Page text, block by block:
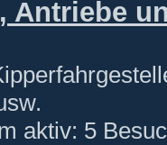
Antriebe
aktiv: 5